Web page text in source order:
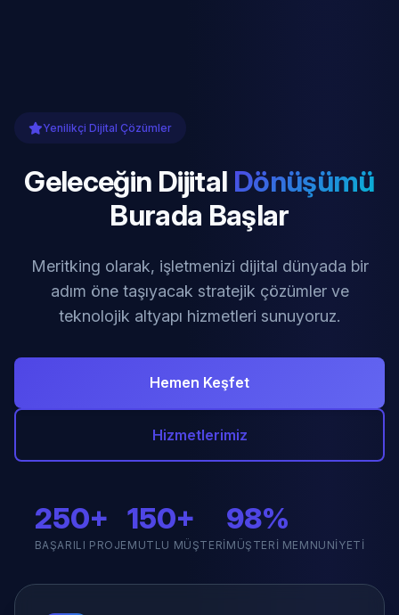
Yenilikçi Dijital Çözümler
Geleceğin Dijital Dönüşümü
Burada Başlar
Meritking olarak, işletmenizi dijital dünyada bir
adım öne taşıyacak stratejik çözümler ve
teknolojik altyapı hizmetleri sunuyoruz.
Hemen Keşfet
Hizmetlerimiz
250+
BAŞARILI PROJE
150+
MUTLU MÜŞTERI
98%
MÜŞTERI MEMNUNIYETI